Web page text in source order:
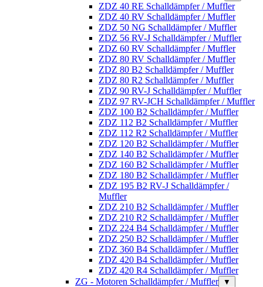
ZDZ 40 RE Schalldämpfer / Muffler
ZDZ 40 RV Schalldämpfer / Muffler
ZDZ 50 NG Schalldämpfer / Muffler
ZDZ 56 RV-J Schalldämpfer / Muffler
ZDZ 60 RV Schalldämpfer / Muffler
ZDZ 80 RV Schalldämpfer / Muffler
ZDZ 80 B2 Schalldämpfer / Muffler
ZDZ 80 R2 Schalldämpfer / Muffler
ZDZ 90 RV-J Schalldämpfer / Muffler
ZDZ 97 RV-JCH Schalldämpfer / Muffler
ZDZ 100 B2 Schalldämpfer / Muffler
ZDZ 112 B2 Schalldämpfer / Muffler
ZDZ 112 R2 Schalldämpfer / Muffler
ZDZ 120 B2 Schalldämpfer / Muffler
ZDZ 140 B2 Schalldämpfer / Muffler
ZDZ 160 B2 Schalldämpfer / Muffler
ZDZ 180 B2 Schalldämpfer / Muffler
ZDZ 195 B2 RV-J Schalldämpfer /
Muffler
ZDZ 210 B2 Schalldämpfer / Muffler
ZDZ 210 R2 Schalldämpfer / Muffler
ZDZ 224 B4 Schalldämpfer / Muffler
ZDZ 250 B2 Schalldämpfer / Muffler
ZDZ 360 B4 Schalldämpfer / Muffler
ZDZ 420 B4 Schalldämpfer / Muffler
ZDZ 420 R4 Schalldämpfer / Muffler
ZG - Motoren Schalldämpfer / Muffler
▼